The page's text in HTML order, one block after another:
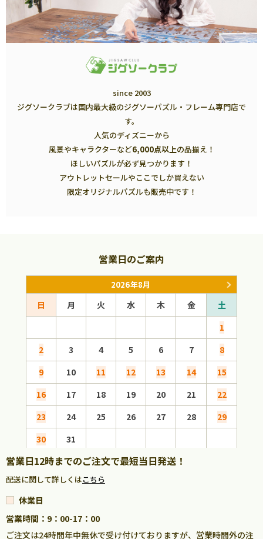
since 2003
ジグソークラブは国内最大級のジグソーパズル・フレーム専門店で
す。
人気のディズニーから
風景やキャラクターなど6,000点以上の品揃え！
ほしいパズルが必ず見つかります！
アウトレットセールやここでしか買えない
限定オリジナルパズルも販売中です！
営業日のご案内
2026年8月
日 月 火 水 木 金
土
1
2
3 4 5 6 7
8
9
10 11 12 13 14
15
16
17 18 19 20 21
22
23
24 25 26 27 28
29
30
31
営業日12時までのご注文で最短当日発送！
配送に関して詳しくはこちら
休業日
営業時間：9：00-17：00
ご注文は24時間年中無休で受け付けておりますが、営業時間外の注